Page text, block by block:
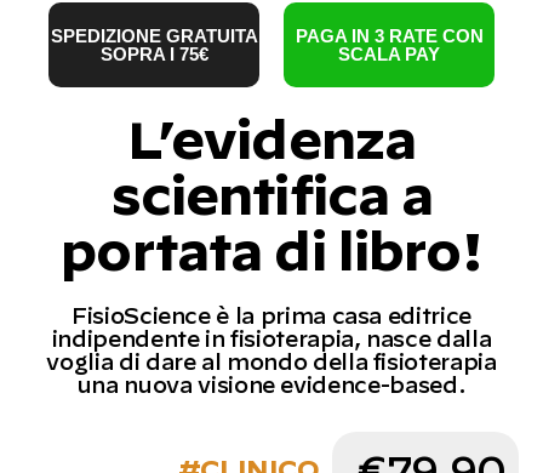
SPEDIZIONE GRATUITA
SOPRA I 75€
PAGA IN 3 RATE CON
SCALA PAY
L’evidenza
scientifica a
portata di libro!
FisioScience è la prima casa editrice
indipendente in fisioterapia, nasce dalla
voglia di dare al mondo della fisioterapia
una nuova visione evidence-based.